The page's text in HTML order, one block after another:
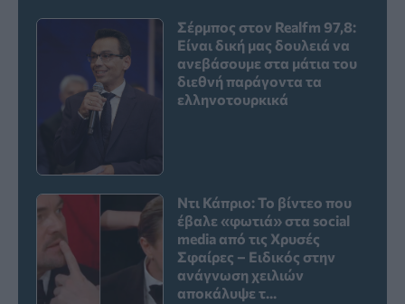
Σέρμπος στον Realfm 97,8:
Είναι δική μας δουλειά να
ανεβάσουμε στα μάτια του
διεθνή παράγοντα τα
ελληνοτουρκικά
Ντι Κάπριο: Το βίντεο που
έβαλε «φωτιά» στα social
media από τις Χρυσές
Σφαίρες – Ειδικός στην
ανάγνωση χειλιών
αποκάλυψε τ...